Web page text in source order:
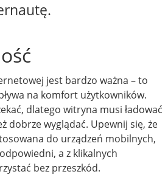
jest bardzo ważna – to
na komfort użytkowników.
dlatego witryna musi ładować
dobrze wyglądać. Upewnij się, że
do urządzeń mobilnych,
a z klikalnych
bez przeszkód.